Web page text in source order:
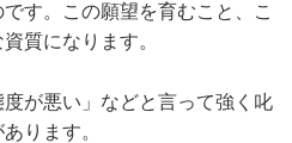
す。 この願望を育むこと、こ
質になります。
が悪い」などと言って強く叱
ります。